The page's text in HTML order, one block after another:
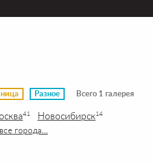
Разное Всего 1 галерея
41 Новосибирск14
города…